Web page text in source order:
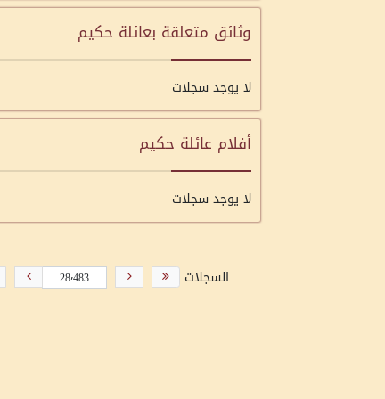
وثائق متعلقة بعائلة حكيم
لا يوجد سجلات
أفلام عائلة حكيم
لا يوجد سجلات
السجلات